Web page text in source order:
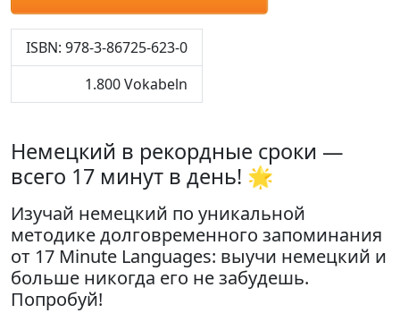
ISBN: 978-3-86725-623-0
1.800 Vokabeln
Немецкий в рекордные сроки —
всего 17 минут в день! 🌟
Изучай немецкий по уникальной
методике долговременного запоминания
от 17 Minute Languages: выучи немецкий и
больше никогда его не забудешь.
Попробуй!